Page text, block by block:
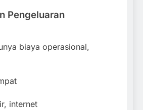
Pengeluaran
biaya operasional,
internet